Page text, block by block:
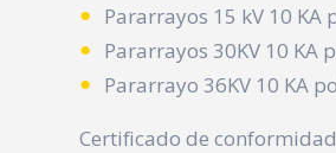
Pararrayos 15 kV 10 KA
Pararrayos 30KV 10 KA
Pararrayo 36KV 10 KA
Certificado de